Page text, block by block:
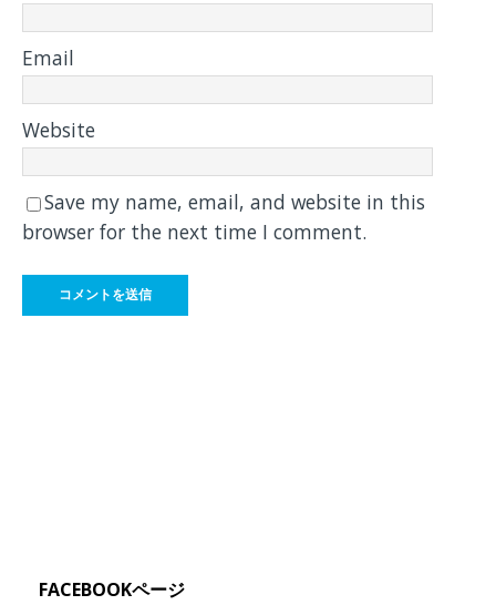
Email
Website
Save my name, email, and website in this
browser for the next time I comment.
FACEBOOKページ